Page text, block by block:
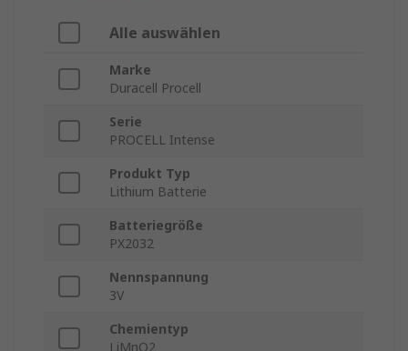
Alle auswählen
Marke
Duracell Procell
Serie
PROCELL Intense
Produkt Typ
Lithium Batterie
Batteriegröße
PX2032
Nennspannung
3V
Chemientyp
LiMnO2